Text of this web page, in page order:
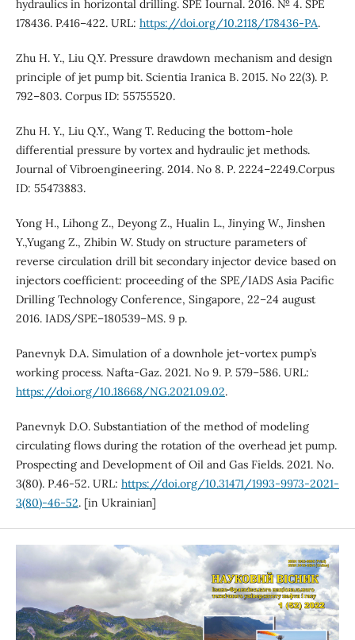
hydraulics in horizontal drilling. SPE Iournal. 2016. № 4. SPE
178436. P.416–422. URL: https://doi.org/10.2118/178436-PA.
Zhu H. Y., Liu Q.Y. Pressure drawdown mechanism and design
principle of jet pump bit. Scientia Iranica B. 2015. No 22(3). P.
792–803. Corpus ID: 55755520.
Zhu H. Y., Liu Q.Y., Wang T. Reducing the bottom-hole
differential pressure by vortex and hydraulic jet methods.
Journal of Vibroengineering. 2014. No 8. Р. 2224–2249.Corpus
ID: 55473883.
Yong H., Lihong Z., Deyong Z., Hualin L., Jinying W., Jinshen
Y.,Yugang Z., Zhibin W. Study on structure parameters of
reverse circulation drill bit secondary injector device based on
injectors coefficient: proceeding of the SPE/IADS Asia Pacific
Drilling Technology Conference, Singapore, 22–24 august
2016. IADS/SPE–180539–MS. 9 p.
Panevnyk D.A. Simulation of a downhole jet-vortex pump’s
working process. Nafta-Gaz. 2021. No 9. P. 579–586. URL:
https://doi.org/10.18668/NG.2021.09.02.
Panevnyk D.О. Substantiation of the method of modeling
circulating flows during the rotation of the overhead jet pump.
Prospecting and Development of Oil and Gas Fields. 2021. No.
3(80). Р.46-52. URL: https://doi.org/10.31471/1993-9973-2021-
3(80)-46-52. [in Ukrainian]